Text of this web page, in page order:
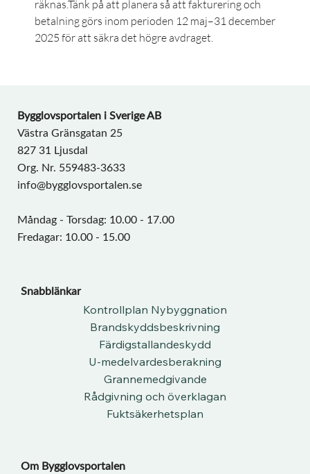
räknas.Tänk på att planera så att fakturering och
betalning görs inom perioden 12 maj–31 december
2025 för att säkra det högre avdraget.
Bygglovsportalen i Sverige AB
Västra Gränsgatan 25
827 31 Ljusdal
Org. Nr. 559483-3633
info@bygglovsportalen.se
Måndag - Torsdag: 10.00 - 17.00
Fredagar: 10.00 - 15.00
Om Bygglovsportalen​
Snabblänkar
Kontrollplan Nybyggnation
Brandskyddsbeskrivning
Färdigstallandeskydd
U-medelvardesberakning
Grannemedgivande
Rådgivning och överklagan
Fuktsäkerhetsplan